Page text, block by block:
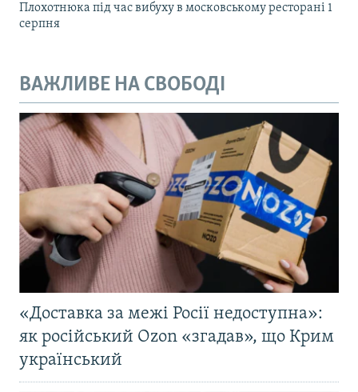
Плохотнюка під час вибуху в московському ресторані 1
серпня
ВАЖЛИВЕ НА СВОБОДІ
«Доставка за межі Росії недоступна»:
як російський Ozon «згадав», що Крим
український